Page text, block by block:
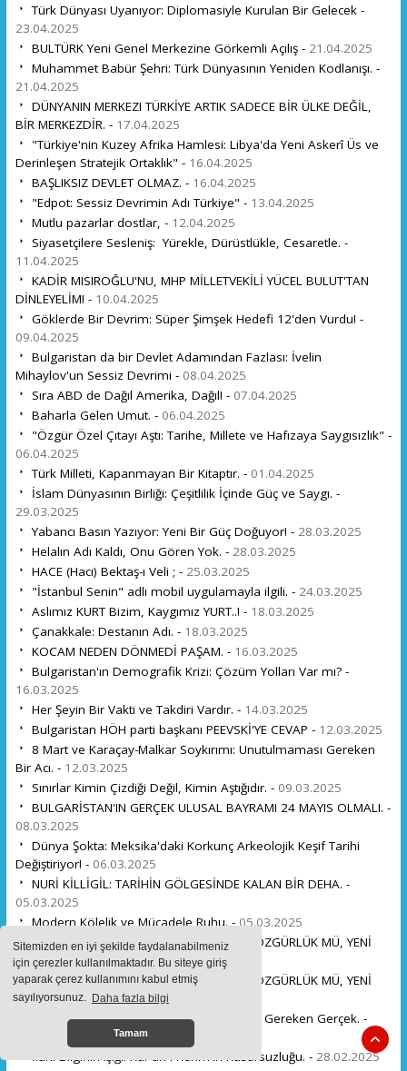
Sitemizden en iyi şekilde faydalanabilmeniz
için çerezler kullanılmaktadır. Bu siteye giriş
yaparak çerez kullanımını kabul etmiş
sayılıyorsunuz. Daha fazla bilgi
Tamam
Türk Dünyası Uyanıyor: Diplomasiyle Kurulan Bir Gelecek -
23.04.2025
BULTÜRK Yeni Genel Merkezine Görkemli Açılış - 21.04.2025
Muhammet Babür Şehri: Türk Dünyasının Yeniden Kodlanışı. -
21.04.2025
DÜNYANIN MERKEZI TÜRKİYE ARTIK SADECE BİR ÜLKE DEĞİL,
BİR MERKEZDİR. - 17.04.2025
"Türkiye'nin Kuzey Afrika Hamlesi: Libya'da Yeni Askerî Üs ve
Derinleşen Stratejik Ortaklık" - 16.04.2025
BAŞLIKSIZ DEVLET OLMAZ. - 16.04.2025
"Edpot: Sessiz Devrimin Adı Türkiye" - 13.04.2025
Mutlu pazarlar dostlar, - 12.04.2025
Siyasetçilere Sesleniş: Yürekle, Dürüstlükle, Cesaretle. -
11.04.2025
KADİR MISIROĞLU'NU, MHP MİLLETVEKİLİ YÜCEL BULUT'TAN
DİNLEYELİM! - 10.04.2025
Göklerde Bir Devrim: Süper Şimşek Hedefi 12'den Vurdu! -
09.04.2025
Bulgaristan da bir Devlet Adamından Fazlası: İvelin
Mihaylov'un Sessiz Devrimi - 08.04.2025
Sıra ABD de Dağıl Amerika, Dağıl! - 07.04.2025
Baharla Gelen Umut. - 06.04.2025
"Özgür Özel Çıtayı Aştı: Tarihe, Millete ve Hafızaya Saygısızlık" -
06.04.2025
Türk Milleti, Kapanmayan Bir Kitaptır. - 01.04.2025
İslam Dünyasının Birliği: Çeşitlilik İçinde Güç ve Saygı. -
29.03.2025
Yabancı Basın Yazıyor: Yeni Bir Güç Doğuyor! - 28.03.2025
Helalın Adı Kaldı, Onu Gören Yok. - 28.03.2025
HACE (Hacı) Bektaş-ı Veli ; - 25.03.2025
"İstanbul Senin" adlı mobil uygulamayla ilgili. - 24.03.2025
Aslımız KURT Bizim, Kaygımız YURT..! - 18.03.2025
Çanakkale: Destanın Adı. - 18.03.2025
KOCAM NEDEN DÖNMEDİ PAŞAM. - 16.03.2025
Bulgaristan'ın Demografik Krizi: Çözüm Yolları Var mı? -
16.03.2025
Her Şeyin Bir Vakti ve Takdiri Vardır. - 14.03.2025
Bulgaristan HÖH parti başkanı PEEVSKİ'YE CEVAP - 12.03.2025
8 Mart ve Karaçay-Malkar Soykırımı: Unutulmaması Gereken
Bir Acı. - 12.03.2025
Sınırlar Kimin Çizdiği Değil, Kimin Aştığıdır. - 09.03.2025
BULGARİSTAN'IN GERÇEK ULUSAL BAYRAMI 24 MAYIS OLMALI. -
08.03.2025
Dünya Şokta: Meksika'daki Korkunç Arkeolojik Keşif Tarihi
Değiştiriyor! - 06.03.2025
NURİ KİLLİGİL: TARİHİN GÖLGESİNDE KALAN BİR DEHA. -
05.03.2025
Modern Kölelik ve Mücadele Ruhu. -05.03.2025
BULGARİSTAN'DA 3 MART TARTIŞMASI: ÖZGÜRLÜK MÜ, YENİ
BİR BAĞIMLILIK MI? -03.03.2025
BULGARİSTAN'DA 3 MART TARTIŞMASI: ÖZGÜRLÜK MÜ, YENİ
BİR BAĞIMLILIK MI? -03.03.2025
Batı'nın Emek Hırsızlığı ve Ders Almamız Gereken Gerçek. -
İlahi Bilginin Işığı: Kur'an-ı Kerim'in Kusursuzluğu. - 28.02.2025